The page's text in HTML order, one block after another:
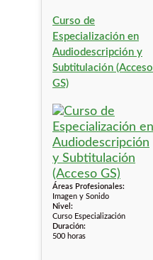
Curso de
Especialización en
Audiodescripción y
Subtitulación (Acceso
GS)
Áreas Profesionales:
Imagen y Sonido
Nivel:
Curso Especialización
Duración:
500 horas